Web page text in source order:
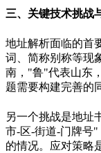
三、 关键技术挑战
地址解析面临的首
词、简称别称等现
南， "鲁"代表山东
题需要构建完善的
另一个挑战是地址
市-区-街道-门牌号"
的情况。应对策略